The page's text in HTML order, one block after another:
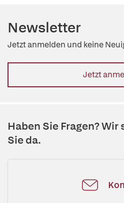
Newsletter
Jetzt anmelden und keine
Jetzt
Haben Sie Fragen?
Sie da.